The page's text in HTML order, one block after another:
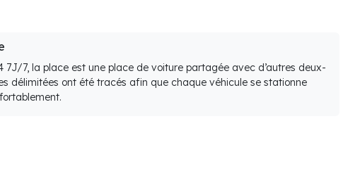
7J/7, la place est une place de voiture partagée avec d’autres deux-
délimitées ont été tracés afin que chaque véhicule se stationne